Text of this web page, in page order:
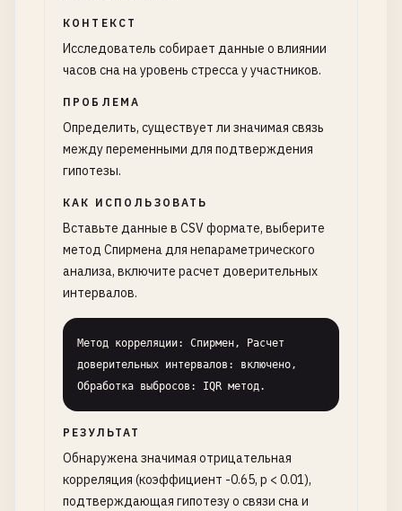
КОНТЕКСТ
Исследователь собирает данные о влиянии
часов сна на уровень стресса у участников.
ПРОБЛЕМА
Определить, существует ли значимая связь
между переменными для подтверждения
гипотезы.
КАК ИСПОЛЬЗОВАТЬ
Вставьте данные в CSV формате, выберите
метод Спирмена для непараметрического
анализа, включите расчет доверительных
интервалов.
Метод корреляции: Спирмен, Расчет
доверительных интервалов: включено,
Обработка выбросов: IQR метод.
РЕЗУЛЬТАТ
Обнаружена значимая отрицательная
корреляция (коэффициент -0.65, p < 0.01),
подтверждающая гипотезу о связи сна и